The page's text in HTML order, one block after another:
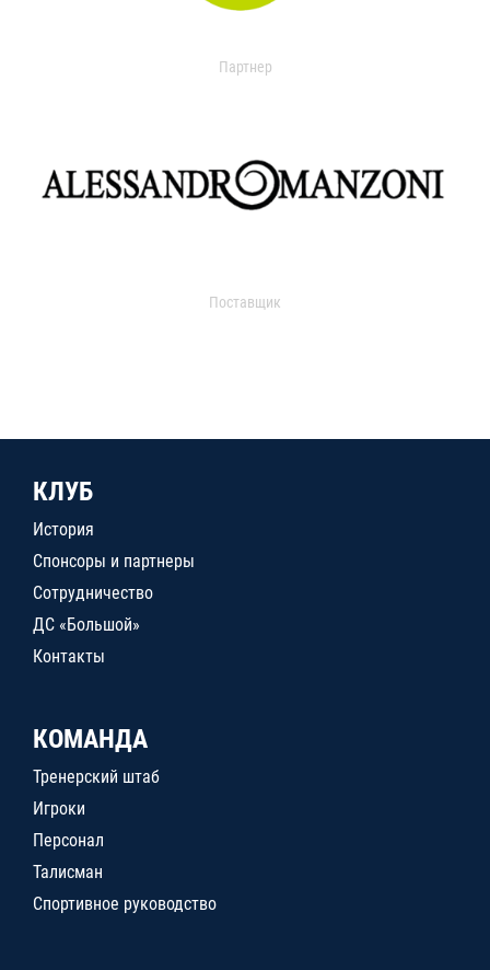
Партнер
Поставщик
КЛУБ
История
Спонсоры и партнеры
Сотрудничество
ДС «Большой»
Контакты
КОМАНДА
Тренерский штаб
Игроки
Персонал
Талисман
Спортивное руководство